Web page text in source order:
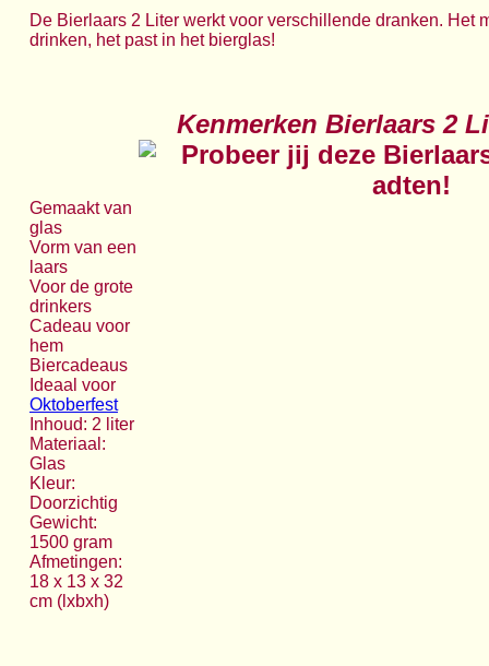
De Bierlaars 2 Liter werkt voor verschillende dranken. Het
drinken, het past in het bierglas!
Kenmerken Bierlaars 2
Gemaakt van
glas
Vorm van een
laars
Voor de grote
drinkers
Cadeau voor
hem
Biercadeaus
Ideaal voor
Oktoberfest
Inhoud: 2 liter
Materiaal:
Glas
Kleur:
Doorzichtig
Gewicht:
1500 gram
Afmetingen:
18 x 13 x 32
cm (lxbxh)